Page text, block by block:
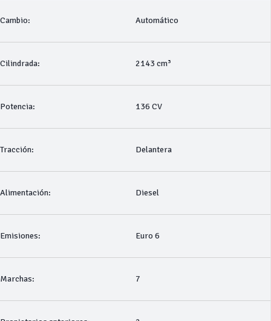
Cambio: Automático
Cilindrada: 2143 cm³
Potencia: 136 CV
Tracción: Delantera
Alimentación: Diesel
Emisiones: Euro 6
Marchas: 7